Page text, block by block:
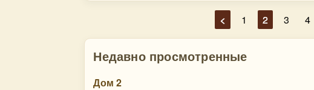
< 1 2 3 4
Недавно просмотренные
Дом 2